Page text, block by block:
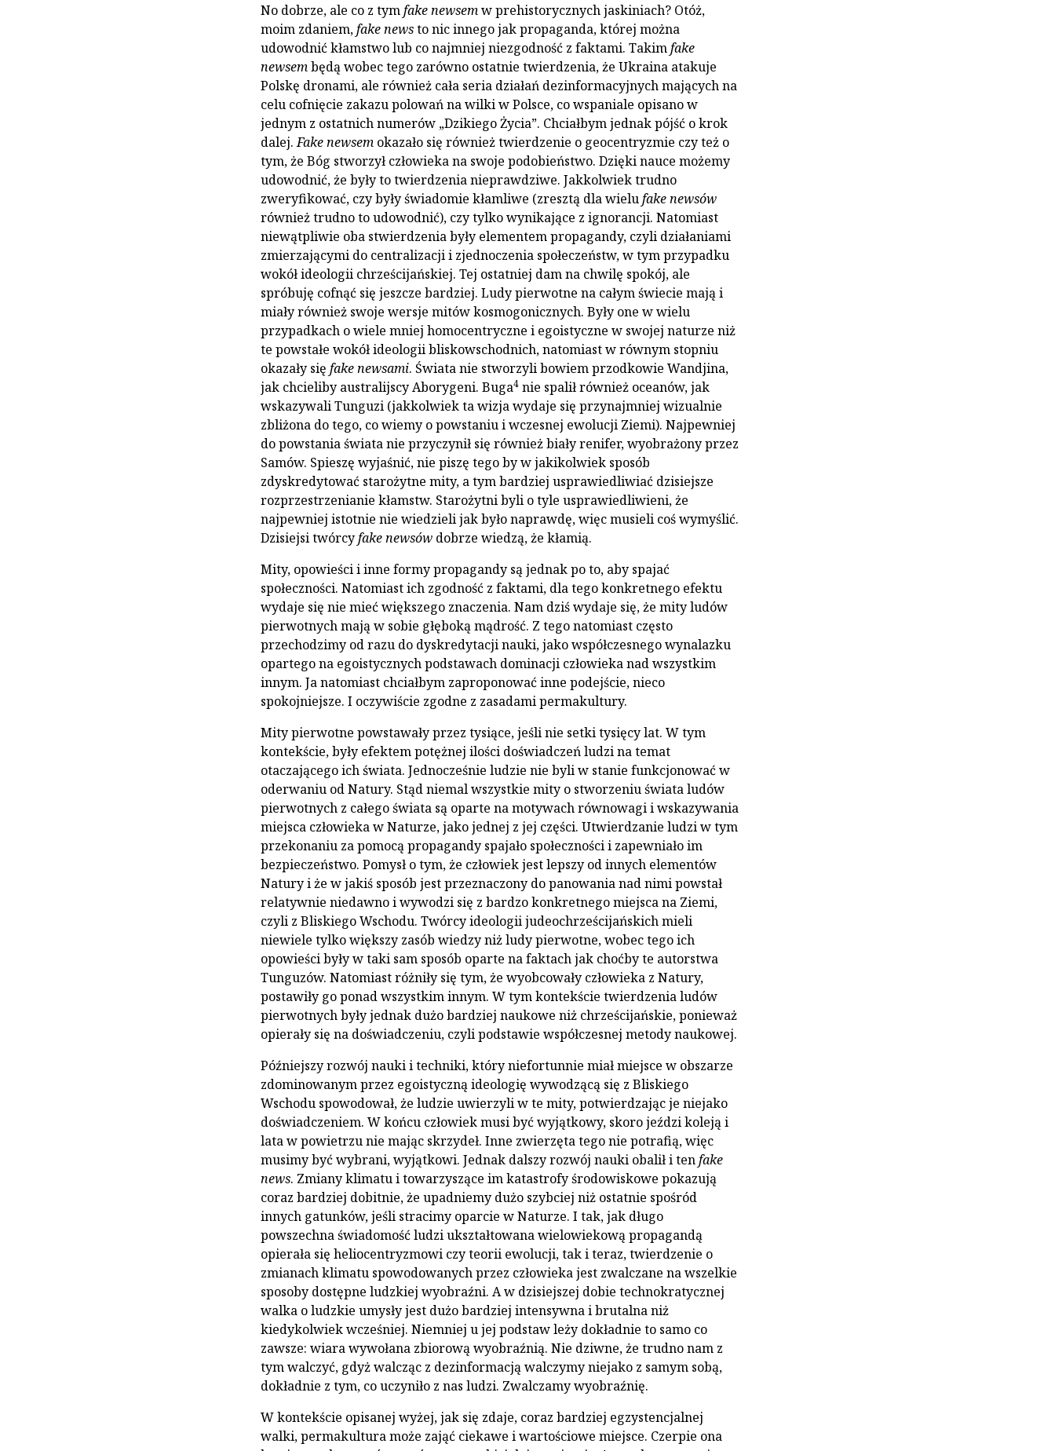
No dobrze, ale co z tymfake newsemw prehistorycznych jaskiniach? Otóż,
moim zdaniem,fake newsto nic innego jak propaganda, której można
udowodnić kłamstwo lub co najmniej niezgodność z faktami. Takimfake
newsembędą wobec tego zarówno ostatnie twierdzenia, że Ukraina atakuje
Polskę dronami, ale również cała seria działań dezinformacyjnych mających na
celu cofnięcie zakazu polowań na wilki w Polsce, co wspaniale opisano w
jednym z ostatnich numerów „Dzikiego Życia”. Chciałbym jednak pójść o krok
dalej.Fake newsemokazało się również twierdzenie o geocentryzmie czy też o
tym, że Bóg stworzył człowieka na swoje podobieństwo. Dzięki nauce możemy
udowodnić, że były to twierdzenia nieprawdziwe. Jakkolwiek trudno
zweryfikować, czy były świadomie kłamliwe (zresztą dla wielufake newsów
również trudno to udowodnić), czy tylko wynikające z ignorancji. Natomiast
niewątpliwie oba stwierdzenia były elementem propagandy, czyli działaniami
zmierzającymi do centralizacji i zjednoczenia społeczeństw, w tym przypadku
wokół ideologii chrześcijańskiej. Tej ostatniej dam na chwilę spokój, ale
spróbuję cofnąć się jeszcze bardziej. Ludy pierwotne na całym świecie mają i
miały również swoje wersje mitów kosmogonicznych. Były one w wielu
przypadkach o wiele mniej homocentryczne i egoistyczne w swojej naturze niż
te powstałe wokół ideologii bliskowschodnich, natomiast w równym stopniu
okazały się fake newsami. Świata nie stworzyli bowiem przodkowie Wandjina,
jak chcieliby australijscy Aborygeni. Buga4nie spalił również oceanów, jak
wskazywali Tunguzi (jakkolwiek ta wizja wydaje się przynajmniej wizualnie
zbliżona do tego, co wiemy o powstaniu i wczesnej ewolucji Ziemi). Najpewniej
do powstania świata nie przyczynił się również biały renifer, wyobrażony przez
Samów. Spieszę wyjaśnić, nie piszę tego by w jakikolwiek sposób
zdyskredytować starożytne mity, a tym bardziej usprawiedliwiać dzisiejsze
rozprzestrzenianie kłamstw. Starożytni byli o tyle usprawiedliwieni, że
najpewniej istotnie nie wiedzieli jak było naprawdę, więc musieli coś wymyślić.
Dzisiejsi twórcyfake newsówdobrze wiedzą, że kłamią.
Mity, opowieści i inne formy propagandy są jednak po to, aby spajać
społeczności. Natomiast ich zgodność z faktami, dla tego konkretnego efektu
wydaje się nie mieć większego znaczenia. Nam dziś wydaje się, że mity ludów
pierwotnych mają w sobie głęboką mądrość. Z tego natomiast często
przechodzimy od razu do dyskredytacji nauki, jako współczesnego wynalazku
opartego na egoistycznych podstawach dominacji człowieka nad wszystkim
innym. Ja natomiast chciałbym zaproponować inne podejście, nieco
spokojniejsze. I oczywiście zgodne z zasadami permakultury.
Mity pierwotne powstawały przez tysiące, jeśli nie setki tysięcy lat. W tym
kontekście, były efektem potężnej ilości doświadczeń ludzi na temat
otaczającego ich świata. Jednocześnie ludzie nie byli w stanie funkcjonować w
oderwaniu od Natury. Stąd niemal wszystkie mity o stworzeniu świata ludów
pierwotnych z całego świata są oparte na motywach równowagi i wskazywania
miejsca człowieka w Naturze, jako jednej z jej części. Utwierdzanie ludzi w tym
przekonaniu za pomocą propagandy spajało społeczności i zapewniało im
bezpieczeństwo. Pomysł o tym, że człowiek jest lepszy od innych elementów
Natury i że w jakiś sposób jest przeznaczony do panowania nad nimi powstał
relatywnie niedawno i wywodzi się z bardzo konkretnego miejsca na Ziemi,
czyli z Bliskiego Wschodu. Twórcy ideologii judeochrześcijańskich mieli
niewiele tylko większy zasób wiedzy niż ludy pierwotne, wobec tego ich
opowieści były w taki sam sposób oparte na faktach jak choćby te autorstwa
Tunguzów. Natomiast różniły się tym, że wyobcowały człowieka z Natury,
postawiły go ponad wszystkim innym. W tym kontekście twierdzenia ludów
pierwotnych były jednak dużo bardziej naukowe niż chrześcijańskie, ponieważ
opierały się na doświadczeniu, czyli podstawie współczesnej metody naukowej.
Późniejszy rozwój nauki i techniki, który niefortunnie miał miejsce w obszarze
zdominowanym przez egoistyczną ideologię wywodzącą się z Bliskiego
Wschodu spowodował, że ludzie uwierzyli w te mity, potwierdzając je niejako
doświadczeniem. W końcu człowiek musi być wyjątkowy, skoro jeździ koleją i
lata w powietrzu nie mając skrzydeł. Inne zwierzęta tego nie potrafią, więc
musimy być wybrani, wyjątkowi. Jednak dalszy rozwój nauki obalił i tenfake
news. Zmiany klimatu i towarzyszące im katastrofy środowiskowe pokazują
coraz bardziej dobitnie, że upadniemy dużo szybciej niż ostatnie spośród
innych gatunków, jeśli stracimy oparcie w Naturze. I tak, jak długo
powszechna świadomość ludzi ukształtowana wielowiekową propagandą
opierała się heliocentryzmowi czy teorii ewolucji, tak i teraz, twierdzenie o
zmianach klimatu spowodowanych przez człowieka jest zwalczane na wszelkie
sposoby dostępne ludzkiej wyobraźni. A w dzisiejszej dobie technokratycznej
walka o ludzkie umysły jest dużo bardziej intensywna i brutalna niż
kiedykolwiek wcześniej. Niemniej u jej podstaw leży dokładnie to samo co
zawsze: wiara wywołana zbiorową wyobraźnią. Nie dziwne, że trudno nam z
tym walczyć, gdyż walcząc z dezinformacją walczymy niejako z samym sobą,
dokładnie z tym, co uczyniło z nas ludzi. Zwalczamy wyobraźnię.
W kontekście opisanej wyżej, jak się zdaje, coraz bardziej egzystencjalnej
walki, permakultura może zająć ciekawe i wartościowe miejsce. Czerpie ona